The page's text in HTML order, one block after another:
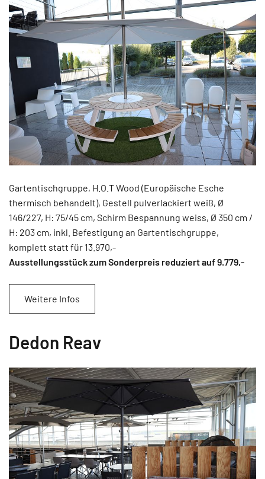
Gartentischgruppe, H.O.T Wood (Europäische Esche
thermisch behandelt), Gestell pulverlackiert weiß, Ø
146/227, H: 75/45 cm, Schirm Bespannung weiss, Ø 350 cm /
H: 203 cm, inkl. Befestigung an Gartentischgruppe,
komplett statt für 13.970,-
Ausstellungsstück zum Sonderpreis reduziert auf 9.779,-
Weitere Infos
Dedon Reav